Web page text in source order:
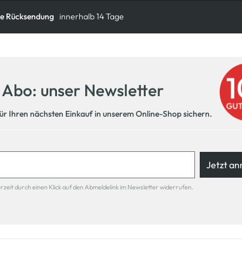
Rücksendung innerhalb 14 Tage
unser Newsletter
Ihren nächsten Einkauf in unserem Online-Shop sichern.
Jetzt
durch einen Klick auf den Abmeldelink im Newsletter widerrufen.